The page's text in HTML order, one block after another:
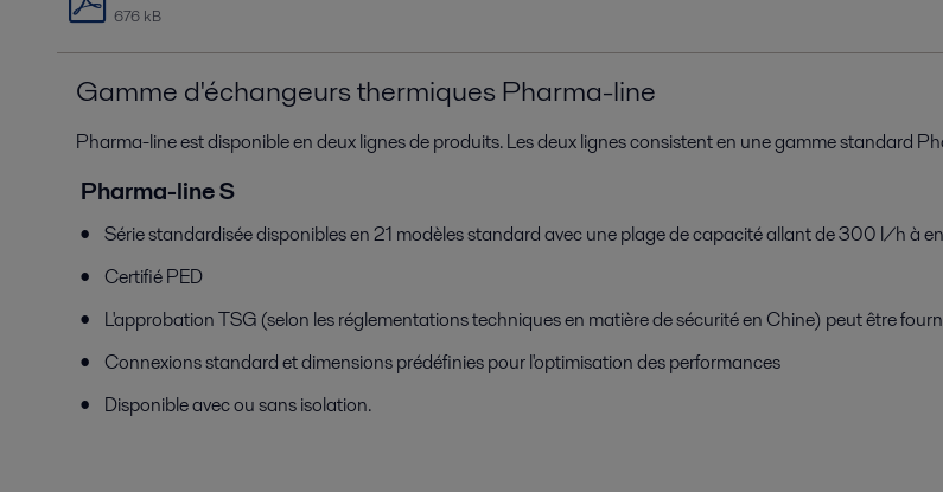
676 kB
Gamme d'échangeurs thermiques Pharma-line
Pharma-line est disponible en deux lignes de produits. Les deux lignes consistent en une gamme standard
Pharma-line S
Série standardisée disponibles en 21 modèles standard avec une plage de capacité allant de 300 l/h à
Certifié PED
L'approbation TSG (selon les réglementations techniques en matière de sécurité en Chine) peut être
Connexions standard et dimensions prédéfinies pour l'optimisation des performances
Disponible avec ou sans isolation.